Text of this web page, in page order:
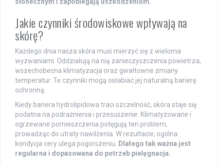
Jakie czynniki środowiskowe wpływają na
skórę?
Każdego dnia nasza skóra musi mierzyć się z wieloma
wyzwaniami. Oddziałują na nią zanieczyszczenia powietrza,
wszechobecna klimatyzacja oraz gwałtowne zmiany
temperatur. Te czynniki mogą osłabiać jej naturalną barierę
ochronną.
Kiedy bariera hydrolipidowa traci szczelność, skóra staje się
podatna na podrażnienia i przesuszenie. Klimatyzowane i
ogrzewane pomieszczenia potęgują ten problem,
prowadząc do utraty nawilżenia. W rezultacie, ogólna
kondycja cery ulega pogorszeniu. Dlatego tak ważna jest
regularna i dopasowana do potrzeb pielęgnacja.